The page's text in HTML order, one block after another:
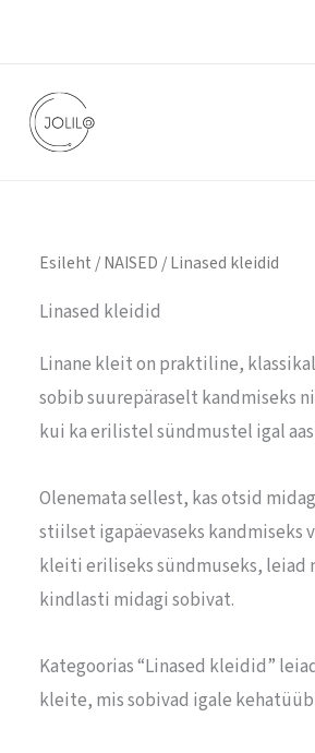
Esileht /NAISED / Linased kleidid
Linased kleidid
Linane kleit on praktiline,
sobib suurepäraselt kandmiseks
kui ka erilistel sündmustel igal
Olenemata sellest, kas otsid
stiilset igapäevaseks kandmiseks
kleiti eriliseks sündmuseks, leiad
kindlasti midagi sobivat.
Kategoorias “Linased kleidid”
kleite, mis sobivad igale